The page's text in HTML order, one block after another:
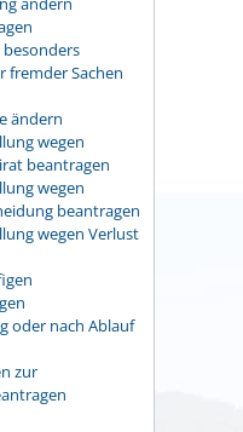
fremder Sachen
ändern
wegen
beantragen
wegen
beantragen
wegen Verlust
oder nach Ablauf
zur